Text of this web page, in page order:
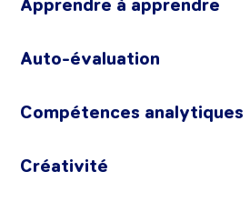
Apprendre à apprendre
Auto-évaluation
Compétences analytiques
Créativité